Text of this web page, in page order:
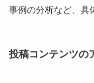
事例の分析など、具
投稿コンテンツの